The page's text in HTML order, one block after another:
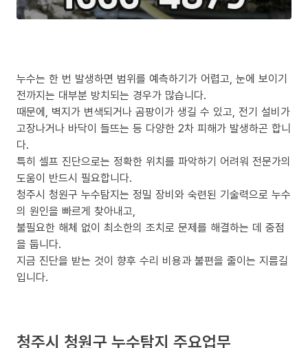
누수는 한 번 발생하면 범위를 예측하기가 어렵고, 눈에 보이기
전까지는 대부분 방치되는 경우가 많습니다.
때문에, 벽지가 변색되거나 곰팡이가 생길 수 있고, 전기 설비가
고장나거나 바닥이 들뜨는 등 다양한 2차 피해가 발생하곤 합니
다.
특히 셀프 진단으로는 정확한 위치를 파악하기 어려워 전문가의
도움이 반드시 필요합니다.
청주시 청원구 누수탐지는 정밀 장비와 숙련된 기술력으로 누수
의 원인을 빠르게 찾아내고,
불필요한 해체 없이 최소한의 조치로 문제를 해결하는 데 중점
을 둡니다.
지금 진단을 받는 것이 향후 수리 비용과 불편을 줄이는 지름길
입니다.
청주시 청원구 누수탐지 주요업무